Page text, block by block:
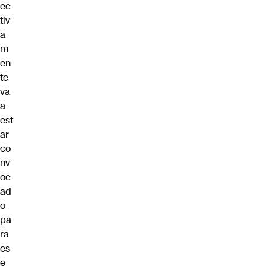
ec
tiv
a
m
en
te
va
a
est
ar
co
nv
oc
ad
o
pa
ra
es
e